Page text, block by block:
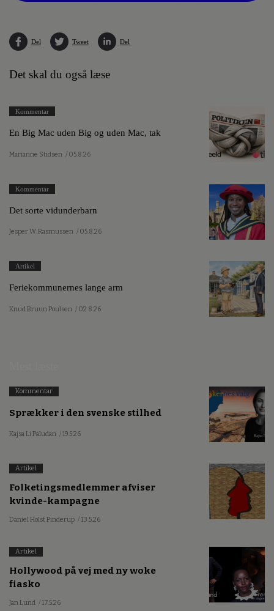
Del Tweet Del
Det skal du også læse
Kommentar
En Big Mac uden Big og uden Mac, tak
Marianne Stidsen / 05.8.26
Kommentar
Det sorte vidunderbarn
Jesper W. Rasmussen / 05.8.26
Artikel
Feriekommunernes lange arm
Knud Bruun Poulsen / 02.8.26
Kommentar
Sprækker i den svenske stilhed
Kajsa Li Paludan / 19.5.26
Artikel
Folketingsmedlemmer afviser
kvinde-kampagne
Daniel Holst Pinderup / 13.5.26
Artikel
Hollywood på vej med ny woke
fiasko
Jan Lund / 17.5.26